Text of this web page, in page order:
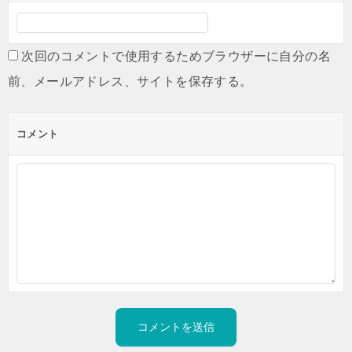
次回のコメントで使用するためブラウザーに自分の名
前、メールアドレス、サイトを保存する。
コメント